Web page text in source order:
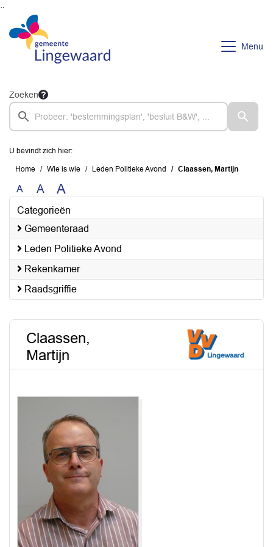
Ga naar de inhoud van deze pagina
Ga naar het zoeken
Ga naar het menu
Menu
Zoeken
U bevindt zich hier:
Home Wie is wie Leden Politieke Avond Claassen, Martijn
A A A
Categorieën
Gemeenteraad
Leden Politieke Avond
Rekenkamer
Raadsgriffie
Claassen,
Martijn